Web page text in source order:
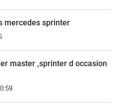
mercedes sprinter
master ,sprinter d occasion